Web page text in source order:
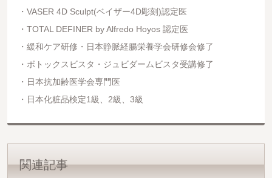
VASER 4D Sculpt(ベイザー4D彫刻)認定医
TOTAL DEFINER by Alfredo Hoyos 認定医
緩和ケア研修・日本静脈経腸栄養学会研修会修了
ボトックスビスタ・ジュビダームビスタ受講修了
日本抗加齢医学会専門医
日本化粧品検定1級、2級、3級
関連記事